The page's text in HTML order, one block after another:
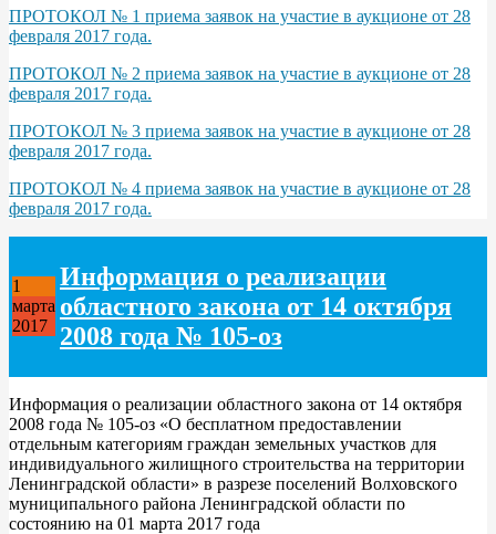
ПРОТОКОЛ № 1 приема заявок на участие в аукционе от 28
февраля 2017 года.
ПРОТОКОЛ № 2 приема заявок на участие в аукционе от 28
февраля 2017 года.
ПРОТОКОЛ № 3 приема заявок на участие в аукционе от 28
февраля 2017 года.
ПРОТОКОЛ № 4 приема заявок на участие в аукционе от 28
февраля 2017 года.
1
марта
2017
Информация о реализации
областного закона от 14 октября
2008 года № 105-оз
Информация о реализации областного закона от 14 октября
2008 года № 105-оз «О бесплатном предоставлении
отдельным категориям граждан земельных участков для
индивидуального жилищного строительства на территории
Ленинградской области» в разрезе поселений Волховского
муниципального района Ленинградской области по
состоянию на 01 марта 2017 года